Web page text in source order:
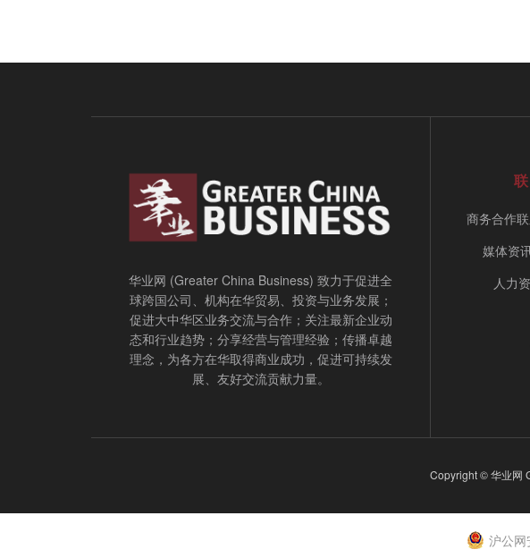
华业网 (Greater China Business) 致力于促进全
球跨国公司、机构在华贸易、投资与业务发展；
促进大中华区业务交流与合作；关注最新企业动
态和行业趋势；分享经营与管理经验；传播卓越
理念，为各方在华取得商业成功，促进可持续发
展、友好交流贡献力量。
商务合作
媒体资
人力
Copyright © 华业网
沪公